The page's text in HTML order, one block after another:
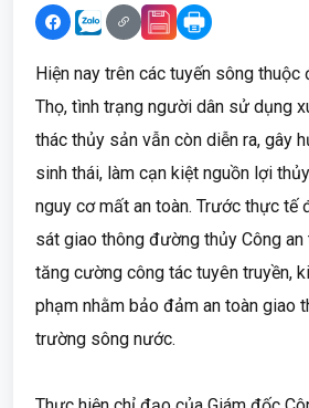
Hiện nay trên các tuyến sông thuộc
Thọ, tình trạng người dân sử dụng
thác thủy sản vẫn còn diễn ra, gây
sinh thái, làm cạn kiệt nguồn lợi
nguy cơ mất an toàn. Trước thực tế
sát giao thông đường thủy Công an
tăng cường công tác tuyên truyền,
phạm nhằm bảo đảm an toàn giao
trường sông nước.